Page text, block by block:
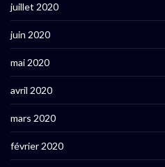
juillet 2020
juin 2020
mai 2020
avril 2020
mars 2020
février 2020